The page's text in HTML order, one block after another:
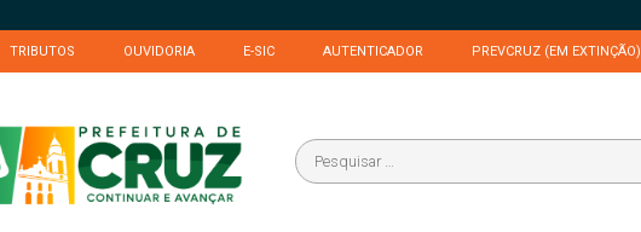
TRIBUTOS OUVIDORIA E-SIC AUTENTICADOR PREVCRUZ (EM EXTINÇÃO)